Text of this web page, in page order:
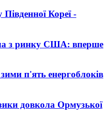
Кореї -
з ринку США: вперше
п'ять енергоблоків
довкола Ормузької